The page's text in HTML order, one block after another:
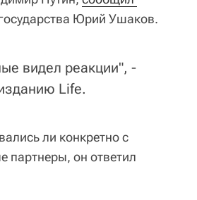
Юрий Ушаков.
видел реакции", -
Life.
ли конкретно с
партнеры, он ответил